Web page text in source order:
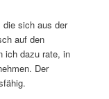
die sich aus der
auf den
ich dazu rate, in
Der